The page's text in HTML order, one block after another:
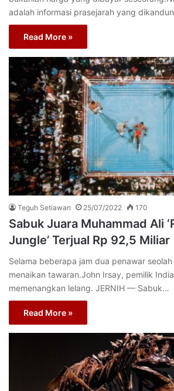
adalah informasi prasejarah yang
Read More »
Teguh Setiawan 25/07/2022 170
Sabuk Juara Muhammad Ali
Jungle’ Terjual Rp 92,5 Miliar
Selama beberapa jam dua penawar
menaikan tawaran.John Irsay, pemilik
memenangkan lelang. JERNIH –– Sabuk…
Read More »